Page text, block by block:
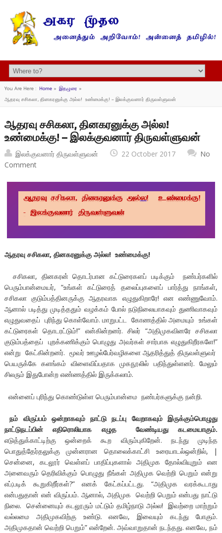
You Are Here : Home» இதழுரை »
ஆதரவு சசிகலா, தினகரனுக்கு அல்ல! உண்மைக்கு! – இலக்குவனார் திருவள்ளுவன்
ஆதரவு சசிகலா, தினகரனுக்கு அல்ல!
உண்மைக்கு! – இலக்குவனார் திருவள்ளுவன்
இலக்குவனார் திருவள்ளுவன் 22 October 2017
No
Comment
ஆதரவு சசிகலா, தினகரனுக்கு அல்ல! உண்மைக்கு!
சசிகலா, தினகரன் தொடர்பான கட்டுரைகளப் படிக்கும் நண்பர்களில்
பெரும்பான்மையர், “உங்கள் கட்டுரைத் தலைப்புகளைப் பார்த்து நாங்கள்,
சசிகலா குடும்பத்தினருக்கு ஆதரவாக எழுதுகிறாரே! என எண்ணுவோம்.
ஆனால் படித்து முடித்ததும் வழக்கம் போல் நடுநிலையாகவும் துணிவாகவும்
எழுதுவதைப் புரிந்து கொள்வோம். மாறுபட்ட கோணத்தில் அமையும் உங்கள்
கட்டுரைகள் தொடரட்டும்!” என்கின்றனர். சிலர் “அதிமுகவினரே சசிகலா
குடும்பத்தைப் புறக்கணிக்கும் பொழுது அவர்கள் சார்பாக எழுதுகிறீரகளே!”
என்று கேட்கின்றனர். மூவர் ஊழல்பேர்வழிகளை ஆதரித்துத் திருவள்ளுவர்
பெயருக்கே களங்கம் விளைவிப்பதாக முகநூலில் பதிந்துள்ளனர். மேலும்
சிலரும் இதுபோன்ற எண்ணத்தில் இருக்கலாம்.
என்னைப் புரிந்து கொண்டுள்ள பெரும்பான்மை நண்பர்களுக்கு நன்றி.
நம் விருப்பம் ஒன்றாகவும் நாட்டு நடப்பு வேறாகவும் இருக்கும்பொழுது
நாட்டுநடப்பின் எதிரொலியாக எழுத வேண்டியது கடமையாகும்.
எடுத்துக்காட்டிற்கு ஒன்றைக் கூற விரும்புகிறேன். நடந்து முடிந்த
பொதுத்தேர்தலுக்கு முன்னரான தொலைக்காட்சி உரையாடல்ஒன்றில், |
சென்னை, கடலூர் வெள்ளப் பாதிப்புகளால் அதிமுக தோல்வியுறும் என
அனைவரும் தெரிவிக்கும் பொழுது நீங்கள் அதிமுக வெற்றி பெறும் என்று
எப்;படிக் கூறுகிறீர்கள்?” எனக் கேட்கப்பட்டது. “அதிமுக வரக்கூடாது
என்பதுதான் என் விருப்பம். ஆனால், அதிமுக வெற்றி பெறும் என்பது நாட்டு
நிலை. சென்னையும் கடலூரும் மட்டும் தமிழ்நாடு அல்ல! இவற்றை மாற்றும்
வல்லமை அதிமுகவிற்கு உண்டு. எனவே, இவையும் கடந்து போகும்.
அதிமுகதான் வெற்றி பெறும்” என்றேன். அவ்வாறுதான் நடந்தது. எனவே, நம்